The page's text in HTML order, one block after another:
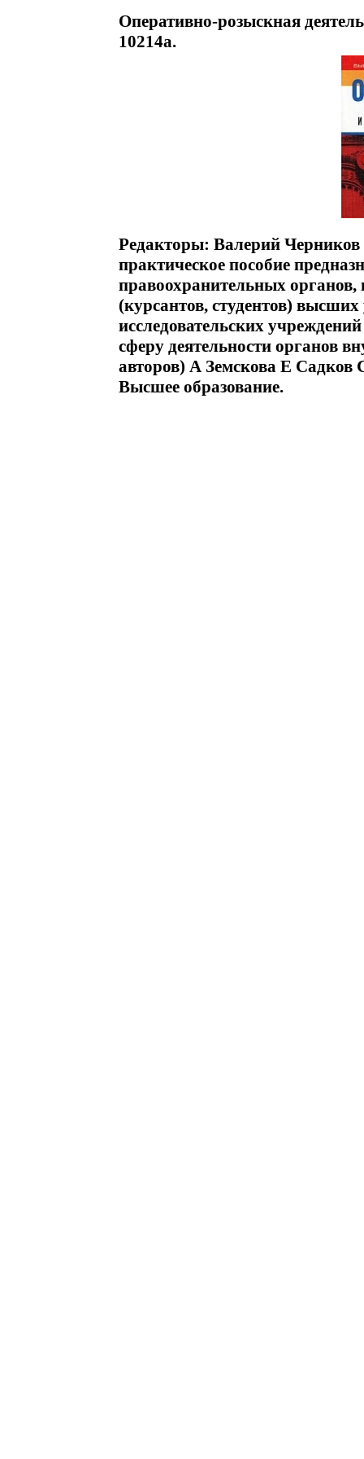
Оперативно-розыскная
10214a.
Редакторы: Валерий
практическое пособие
правоохранительных органов,
(курсантов, студентов)
исследовательских
сферу деятельности органов
авторов) А Земскова Е
Высшее образование.